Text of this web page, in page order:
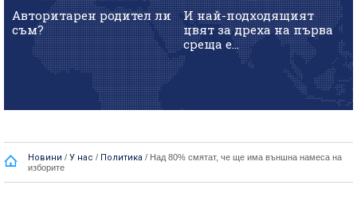
Авторитарен родител ли
съм?
И най-подходящият
цвят за дреха на първа
среща е...
Новини / У нас / Политика / Над 80% смятат, че ще има външна намеса на
изборите